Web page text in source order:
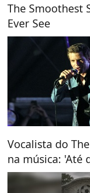
The Smoothest
Ever See
Vocalista do
na música: 'Até